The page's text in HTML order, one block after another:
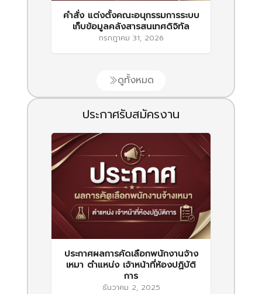
คำสั่ง แต่งตั้งคณะอนุกรรมการระบบ
เก็บข้อมูลคลังสารสนเทศดิจิทัล
กรกฎาคม 31, 2026
ดูทั้งหมด
ประกาศรับสมัครงาน
ประกาศผลการคัดเลือกพนักงานจ้าง
เหมา ตำแหน่ง เจ้าหน้าที่ห้องปฏิบัติ
การ
ธันวาคม 2, 2025